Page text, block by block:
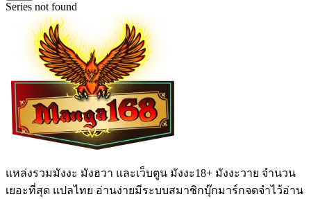
Series not found
แหล่งรวมมังงะ มังฮวา และเว็บตูน มังงะ18+ มังงะวาย จำนวน
เยอะที่สุด แปลไทย อ่านง่ายมีระบบสมาชิกบุ๊กมาร์กจดจำไว้อ่าน